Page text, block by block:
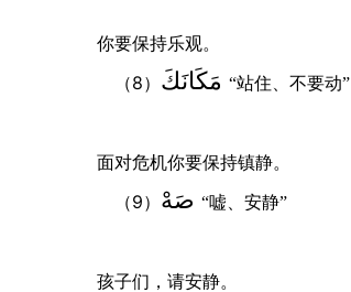
你要保持乐观。
（8） مَكَانَكَ “站住、不要动”
面对危机你要保持镇静。
（9） صَهْ “嘘、安静”
孩子们，请安静。